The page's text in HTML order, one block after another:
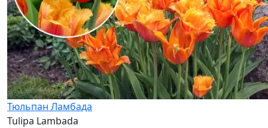
Тюльпан Ламбада
Tulipa Lambada